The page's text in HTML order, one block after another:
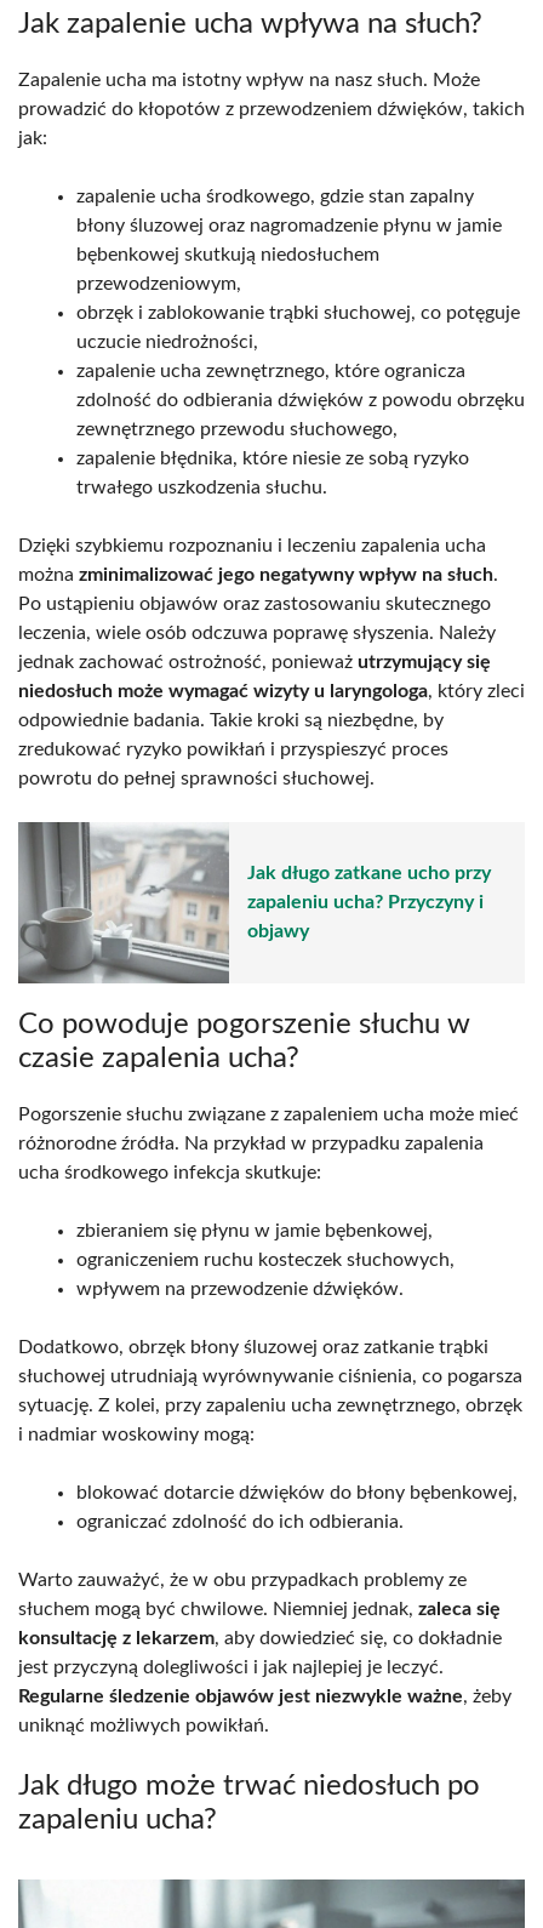
Jak zapalenie ucha wpływa na słuch?
Zapalenie ucha ma istotny wpływ na nasz słuch. Może
prowadzić do kłopotów z przewodzeniem dźwięków, takich
jak:
zapalenie ucha środkowego, gdzie stan zapalny
błony śluzowej oraz nagromadzenie płynu w jamie
bębenkowej skutkują niedosłuchem
przewodzeniowym,
obrzęk i zablokowanie trąbki słuchowej, co potęguje
uczucie niedrożności,
zapalenie ucha zewnętrznego, które ogranicza
zdolność do odbierania dźwięków z powodu obrzęku
zewnętrznego przewodu słuchowego,
zapalenie błędnika, które niesie ze sobą ryzyko
trwałego uszkodzenia słuchu.
Dzięki szybkiemu rozpoznaniu i leczeniu zapalenia ucha
można zminimalizować jego negatywny wpływ na słuch.
Po ustąpieniu objawów oraz zastosowaniu skutecznego
leczenia, wiele osób odczuwa poprawę słyszenia. Należy
jednak zachować ostrożność, ponieważ utrzymujący się
niedosłuch może wymagać wizyty u laryngologa, który zleci
odpowiednie badania. Takie kroki są niezbędne, by
zredukować ryzyko powikłań i przyspieszyć proces
powrotu do pełnej sprawności słuchowej.
Jak długo zatkane ucho przy
zapaleniu ucha? Przyczyny i
objawy
Co powoduje pogorszenie słuchu w
czasie zapalenia ucha?
Pogorszenie słuchu związane z zapaleniem ucha może mieć
różnorodne źródła. Na przykład w przypadku zapalenia
ucha środkowego infekcja skutkuje:
zbieraniem się płynu w jamie bębenkowej,
ograniczeniem ruchu kosteczek słuchowych,
wpływem na przewodzenie dźwięków.
Dodatkowo, obrzęk błony śluzowej oraz zatkanie trąbki
słuchowej utrudniają wyrównywanie ciśnienia, co pogarsza
sytuację. Z kolei, przy zapaleniu ucha zewnętrznego, obrzęk
i nadmiar woskowiny mogą:
blokować dotarcie dźwięków do błony bębenkowej,
ograniczać zdolność do ich odbierania.
Warto zauważyć, że w obu przypadkach problemy ze
słuchem mogą być chwilowe. Niemniej jednak, zaleca się
konsultację z lekarzem, aby dowiedzieć się, co dokładnie
jest przyczyną dolegliwości i jak najlepiej je leczyć.
Regularne śledzenie objawów jest niezwykle ważne, żeby
uniknąć możliwych powikłań.
Jak długo może trwać niedosłuch po
zapaleniu ucha?